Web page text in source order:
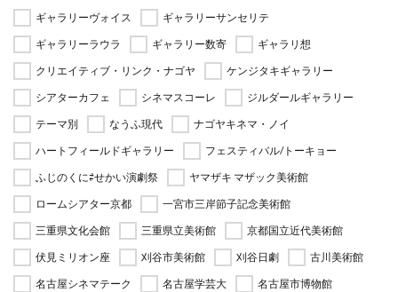
ギャラリーヴォイス
ギャラリーサンセリテ
ギャラリーラウラ
ギャラリー数寄
ギャラリ想
クリエイティブ・リンク・ナゴヤ
ケンジタキギャラリー
シアターカフェ
シネマスコーレ
ジルダールギャラリー
テーマ別
なうふ現代
ナゴヤキネマ・ノイ
ハートフィールドギャラリー
フェスティバル/トーキョー
ふじのくに⇄せかい演劇祭
ヤマザキ マザック美術館
ロームシアター京都
一宮市三岸節子記念美術館
三重県文化会館
三重県立美術館
京都国立近代美術館
伏見ミリオン座
刈谷市美術館 刈谷日劇
古川美術館
名古屋シネマテーク
名古屋学芸大
名古屋市博物館